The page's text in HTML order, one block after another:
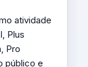
atividade
Plus
Pro
público e